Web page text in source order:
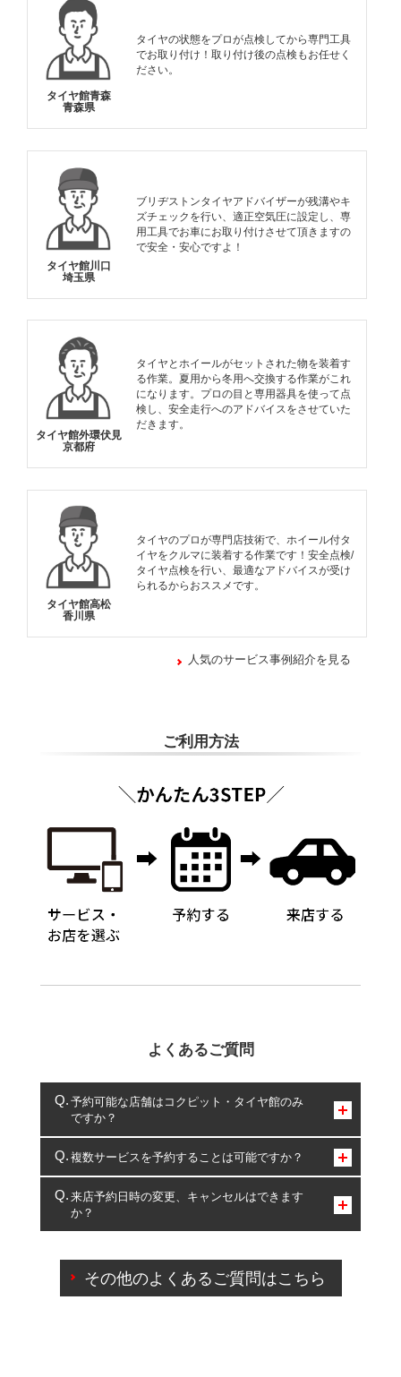
タイヤ館青森
青森県
タイヤの状態をプロが点検してから専門工具
でお取り付け！取り付け後の点検もお任せく
ださい。
タイヤ館川口
埼玉県
ブリヂストンタイヤアドバイザーが残溝やキ
ズチェックを行い、適正空気圧に設定し、専
用工具でお車にお取り付けさせて頂きますの
で安全・安心ですよ！
タイヤ館外環伏見
京都府
タイヤとホイールがセットされた物を装着す
る作業。夏用から冬用へ交換する作業がこれ
になります。プロの目と専用器具を使って点
検し、安全走行へのアドバイスをさせていた
だきます。
タイヤ館高松
香川県
タイヤのプロが専門店技術で、ホイール付タ
イヤをクルマに装着する作業です！安全点検/
タイヤ点検を行い、最適なアドバイスが受け
られるからおススメです。
人気のサービス事例紹介を見る
ご利用方法
よくあるご質問
予約可能な店舗はコクピット・タイヤ館のみ
ですか？
コクピット・タイヤ館のみとなります。
複数サービスを予約することは可能ですか？
複数サービスのご予約は可能です。
一部の商品・サービスの組み合わせに限り、同時にご予約が
出来ないものもございます。
来店予約日時の変更、キャンセルはできます
か？
ご来店予約日の3営業日前を過ぎている場合のご予約
の日時変更につきましては、直接ご予約の店舗まで
その他のよくあるご質問はこちら